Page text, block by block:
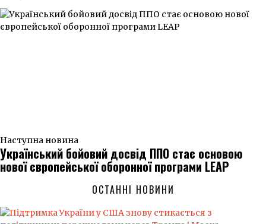
Наступна новина
Український бойовий досвід ППО стає основою
нової європейської оборонної програми LEAP
ОСТАННІ НОВИНИ